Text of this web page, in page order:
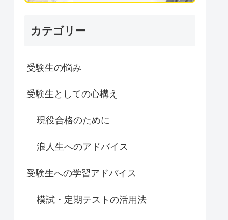
カテゴリー
受験生の悩み
受験生としての心構え
現役合格のために
浪人生へのアドバイス
受験生への学習アドバイス
模試・定期テストの活用法